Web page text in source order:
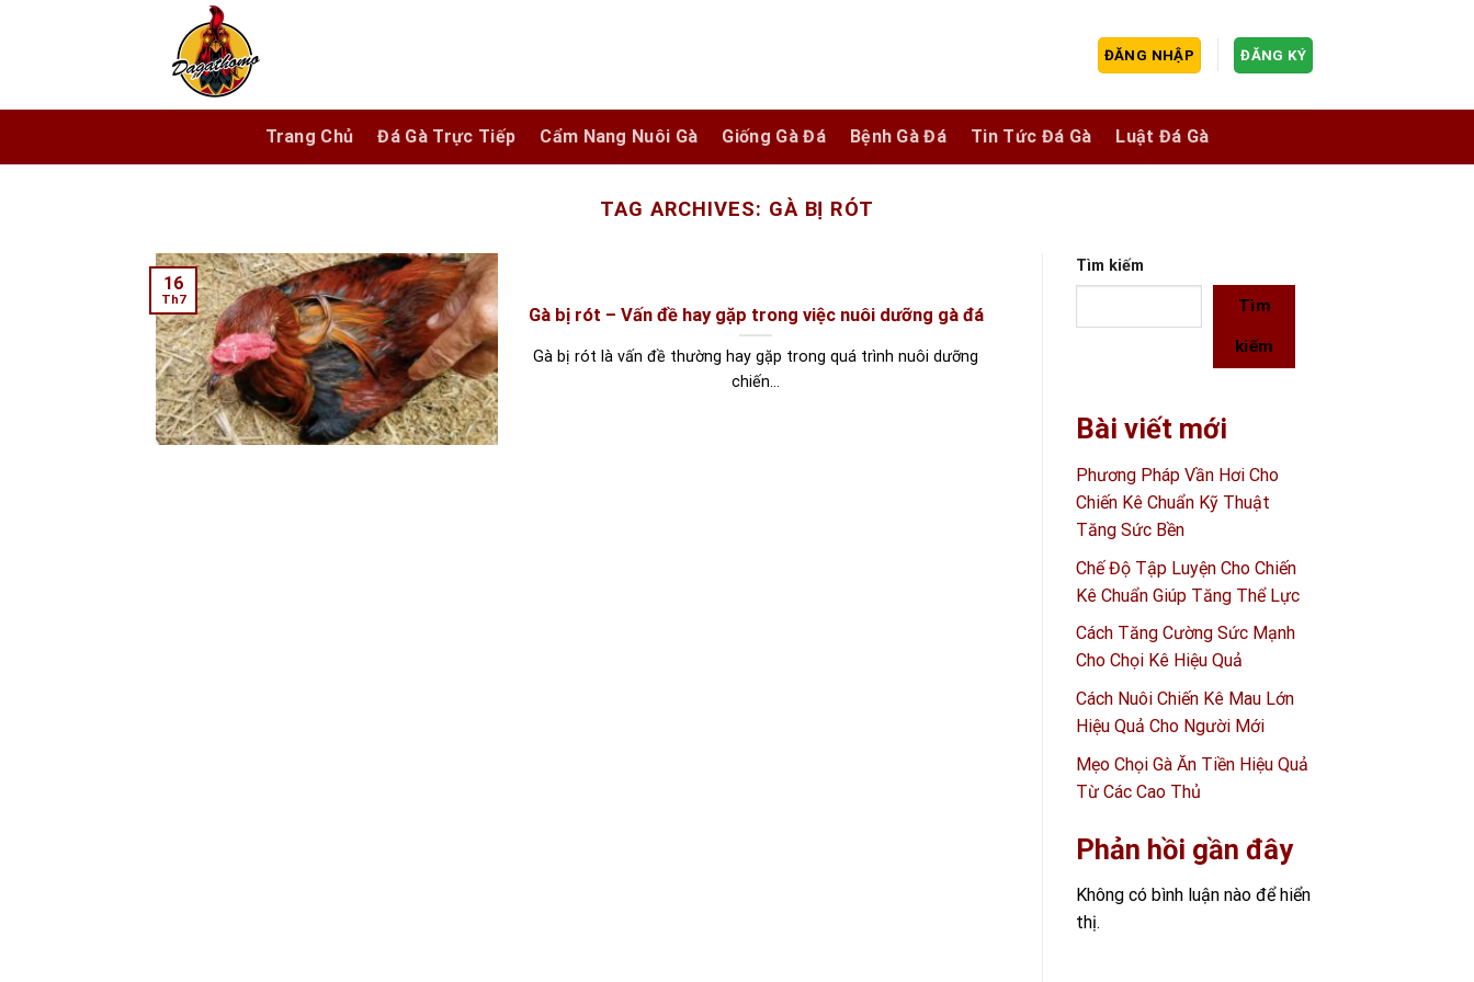
ĐĂNG NHẬP ĐĂNG KÝ
Trang Chủ Đá Gà Trực Tiếp Cẩm Nang Nuôi Gà Giống Gà Đá Bệnh Gà Đá Tin Tức Đá Gà Luật Đá Gà
TAG ARCHIVES: GÀ BỊ RÓT
Gà bị rót – Vấn đề hay gặp trong việc nuôi dưỡng gà đá
Gà bị rót là vấn đề thường hay gặp trong quá trình nuôi dưỡng
chiến...
16
Th7
Tìm kiếm
Tìm
kiếm
Bài viết mới
Phương Pháp Vần Hơi Cho
Chiến Kê Chuẩn Kỹ Thuật
Tăng Sức Bền
Chế Độ Tập Luyện Cho Chiến
Kê Chuẩn Giúp Tăng Thể Lực
Cách Tăng Cường Sức Mạnh
Cho Chọi Kê Hiệu Quả
Cách Nuôi Chiến Kê Mau Lớn
Hiệu Quả Cho Người Mới
Mẹo Chọi Gà Ăn Tiền Hiệu Quả
Từ Các Cao Thủ
Phản hồi gần đây
Không có bình luận nào để hiển
thị.